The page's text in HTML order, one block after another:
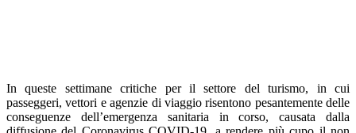
In queste settimane critiche per il settore del turismo, in cui
passeggeri, vettori e agenzie di viaggio risentono pesantemente delle
conseguenze dell’emergenza sanitaria in corso, causata dalla